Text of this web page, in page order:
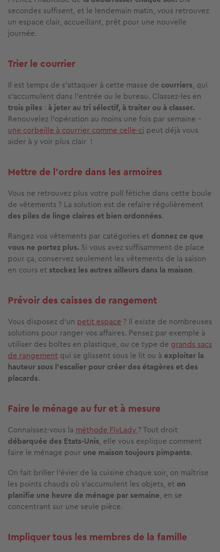
secondes suffisent, et le lendemain matin, vous retrouvez
un espace clair, accueillant, prêt pour une nouvelle
journée.
Trier le courrier
Il est temps de s’attaquer à cette masse de courriers, qui
s’accumulent dans l’entrée ou le bureau. Classez-les en
trois piles : à jeter au tri sélectif, à traiter ou à classer.
Renouvelez l’opération au moins une fois par semaine -
une corbeille à courrier comme celle-ci peut déjà vous
aider à y voir plus clair !
Mettre de l’ordre dans les armoires
Vous ne retrouvez plus votre pull fétiche dans cette boule
de vêtements ? La solution est de refaire régulièrement
des piles de linge claires et bien ordonnées.
Rangez vos vêtements par catégories et donnez ce que
vous ne portez plus. Si vous avez suffisamment de place
pour ça, conservez seulement les vêtements de la saison
en cours et stockez les autres ailleurs dans la maison.
Prévoir des caisses de rangement
Vous disposez d’un petit espace ? Il existe de nombreuses
solutions pour ranger vos affaires. Pensez par exemple à
utiliser des boîtes en plastique, ou ce type de grands sacs
de rangement qui se glissent sous le lit ou à exploiter la
hauteur sous l'escalier pour créer des étagères et des
placards.
Faire le ménage au fur et à mesure
Connaissez-vous la méthode FlyLady ? Tout droit
débarquée des Etats-Unis, elle vous explique comment
faire le ménage pour une maison toujours pimpante.
On fait briller l’évier de la cuisine chaque soir, on maîtrise
les points chauds où s’accumulent les objets, et on
planifie une heure de ménage par semaine, en se
concentrant sur une seule pièce.
Impliquer tous les membres de la famille